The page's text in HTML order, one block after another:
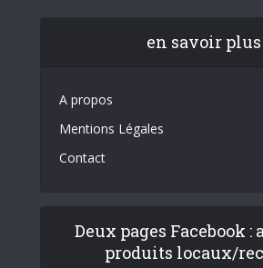
en savoir plus
A propos
Mentions Légales
Contact
Deux pages Facebook :
produits locaux/